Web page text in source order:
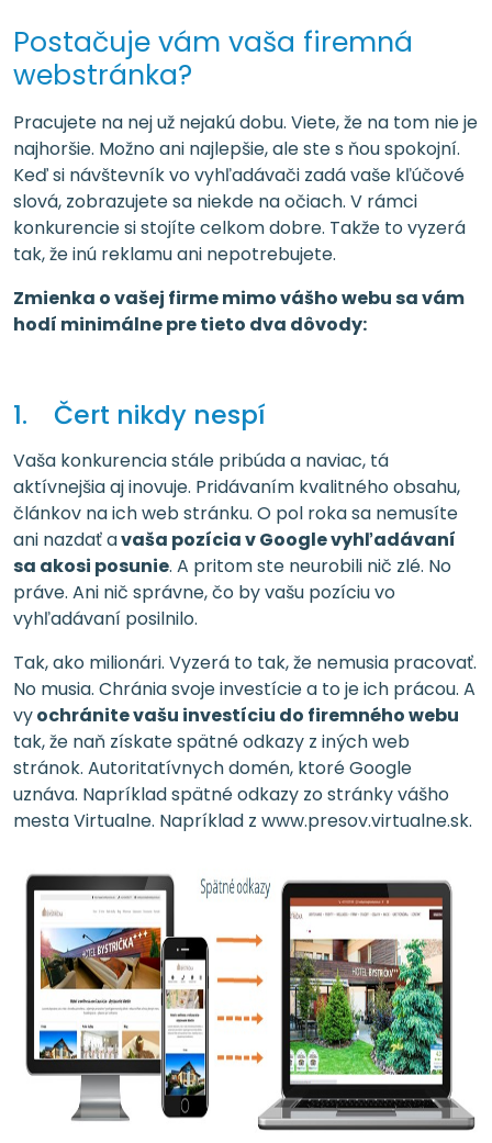
Postačuje vám vaša firemná
webstránka?
Pracujete na nej už nejakú dobu. Viete, že na tom nie je
najhoršie. Možno ani najlepšie, ale ste s ňou spokojní.
Keď si návštevník vo vyhľadávači zadá vaše kľúčové
slová, zobrazujete sa niekde na očiach. V rámci
konkurencie si stojíte celkom dobre. Takže to vyzerá
tak, že inú reklamu ani nepotrebujete.
Zmienka o vašej firme mimo vášho webu sa vám
hodí minimálne pre tieto dva dôvody:
1. Čert nikdy nespí
Vaša konkurencia stále pribúda a naviac, tá
aktívnejšia aj inovuje. Pridávaním kvalitného obsahu,
článkov na ich web stránku. O pol roka sa nemusíte
ani nazdať avaša pozícia v Google vyhľadávaní
sa akosi posunie. A pritom ste neurobili nič zlé. No
práve. Ani nič správne, čo by vašu pozíciu vo
vyhľadávaní posilnilo.
Tak, ako milionári. Vyzerá to tak, že nemusia pracovať.
No musia. Chránia svoje investície a to je ich prácou. A
vyochránite vašu investíciu do firemného webu
tak, že naň získate spätné odkazy z iných web
stránok. Autoritatívnych domén, ktoré Google
uznáva. Napríklad spätné odkazy zo stránky vášho
mesta Virtualne. Napríklad z www.presov.virtualne.sk.